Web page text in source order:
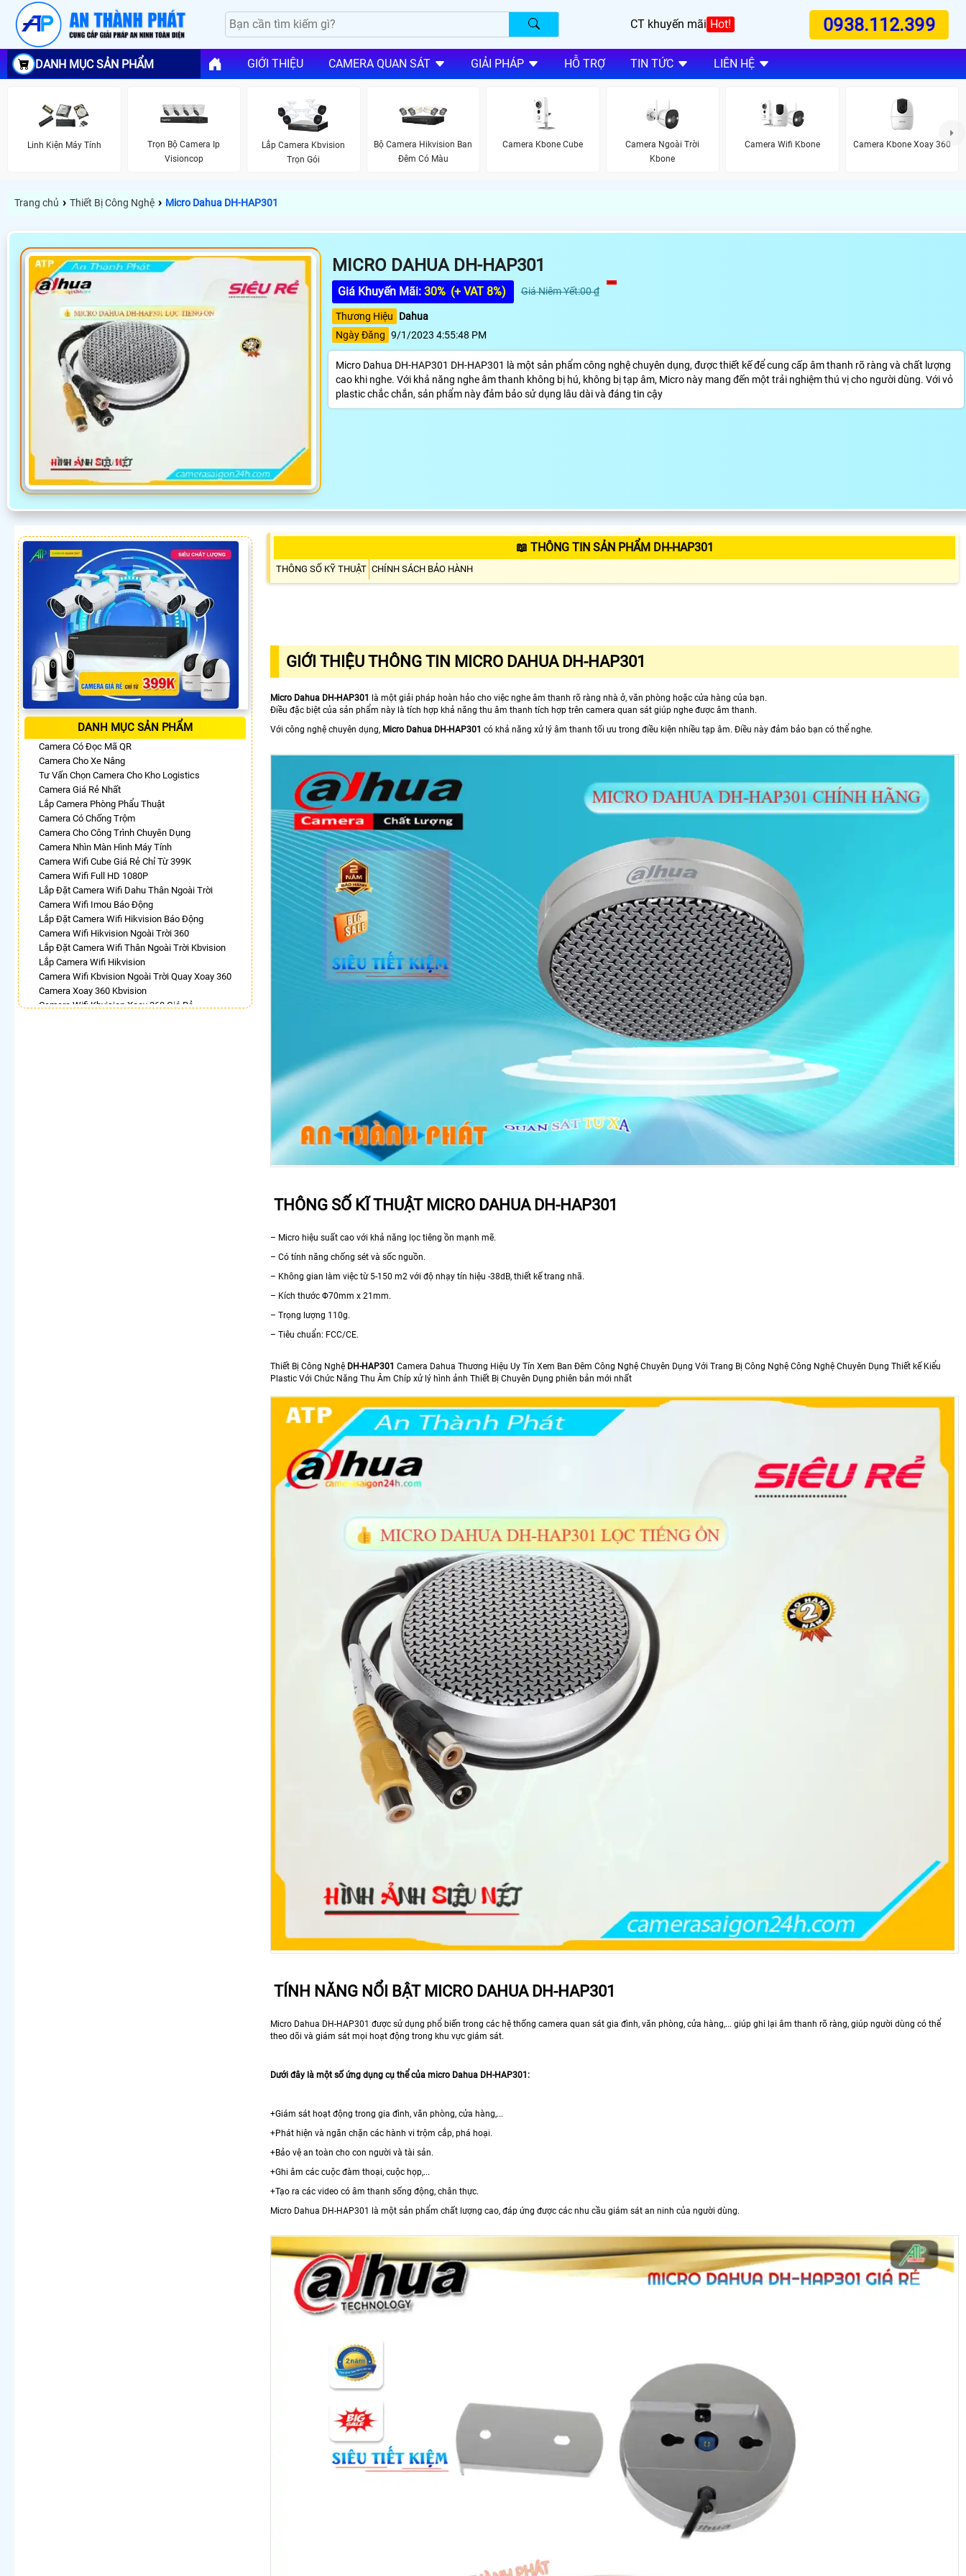
CT khuyến mãi Hot! 0938.112.399
DANH MỤC SẢN PHẨM GIỚI THIỆU CAMERA QUAN SÁT GIẢI PHÁP HỖ TRỢ TIN TỨC LIÊN HỆ
Linh Kiện Máy Tính
Trọn Bộ Camera Ip
Visioncop
Lắp Camera Kbvision
Trọn Gói
Bộ Camera Hikvision Ban
Đêm Có Màu
Camera Kbone Cube
Camera Ngoài Trời
Kbone
Camera Wifi Kbone Camera Kbone Xoay 360
Trang chủ › Thiết Bị Công Nghệ › Micro Dahua DH-HAP301
MICRO DAHUA DH-HAP301
Giá Khuyến Mãi: 30% (+ VAT 8%) Giá Niêm Yết:00 ₫
Thương Hiệu
Dahua
Ngày Đăng 9/1/2023 4:55:48 PM
Micro Dahua DH-HAP301 DH-HAP301 là một sản phẩm công nghệ chuyên dụng, được thiết kế để cung cấp âm thanh rõ ràng và chất lượng
cao khi nghe. Với khả năng nghe âm thanh không bị hú, không bị tạp âm, Micro này mang đến một trải nghiệm thú vị cho người dùng. Với vỏ
plastic chắc chắn, sản phẩm này đảm bảo sử dụng lâu dài và đáng tin cậy
DANH MỤC SẢN PHẨM
Camera Có Đọc Mã QR
Camera Cho Xe Nâng
Tư Vấn Chọn Camera Cho Kho Logistics
Camera Giá Rẻ Nhất
Lắp Camera Phòng Phẩu Thuật
Camera Có Chống Trộm
Camera Cho Công Trình Chuyên Dụng
Camera Nhìn Màn Hình Máy Tính
Camera Wifi Cube Giá Rẻ Chỉ Từ 399K
Camera Wifi Full HD 1080P
Lắp Đặt Camera Wifi Dahu Thân Ngoài Trời
Camera Wifi Imou Báo Động
Lắp Đặt Camera Wifi Hikvision Báo Động
Camera Wifi Hikvision Ngoài Trời 360
Lắp Đặt Camera Wifi Thân Ngoài Trời Kbvision
Lắp Camera Wifi Hikvision
Camera Wifi Kbvision Ngoài Trời Quay Xoay 360
Camera Xoay 360 Kbvision
Camera Wifi Kbvision Xoay 360 Giá Rẻ
📖 THÔNG TIN SẢN PHẨM DH-HAP301
THÔNG SỐ KỸ THUẬT CHÍNH SÁCH BẢO HÀNH
GIỚI THIỆU THÔNG TIN MICRO DAHUA DH-HAP301
Micro Dahua DH-HAP301
là một giải pháp hoàn hảo cho việc nghe âm thanh rõ ràng nhà ở, văn phòng hoặc cửa hàng của bạn.
Điều đặc biệt của sản phẩm này là tích hợp khả năng thu âm thanh tích hợp trên camera quan sát giúp nghe được âm thanh.
Với công nghệ chuyên dụng, Micro Dahua DH-HAP301 có khả năng xử lý âm thanh tối ưu trong điều kiện nhiều tạp âm. Điều này đảm bảo bạn có thể nghe.
THÔNG SỐ KĨ THUẬT MICRO DAHUA DH-HAP301
– Micro hiệu suất cao với khả năng lọc tiêng ồn mạnh mẽ.
– Có tính năng chống sét và sốc nguồn.
– Không gian làm việc từ 5-150 m2 với độ nhạy tín hiệu -38dB, thiết kế trang nhã.
– Kích thước Φ70mm x 21mm.
– Trọng lượng 110g.
– Tiêu chuẩn: FCC/CE.
Thiết Bị Công Nghệ DH-HAP301 Camera Dahua Thương Hiệu Uy Tín Xem Ban Đêm Công Nghệ Chuyên Dụng Với Trang Bị Công Nghệ Công Nghệ Chuyên Dụng Thiết kế Kiểu
Plastic Với Chức Năng Thu Âm Chíp xử lý hình ảnh Thiết Bị Chuyên Dụng phiên bản mới nhất
TÍNH NĂNG NỔI BẬT MICRO DAHUA DH-HAP301
Micro Dahua DH-HAP301 được sử dụng phổ biến trong các hệ thống camera quan sát gia đình, văn phòng, cửa hàng,... giúp ghi lại âm thanh rõ ràng, giúp người dùng có thể
theo dõi và giám sát mọi hoạt động trong khu vực giám sát.
Dưới đây là một số ứng dụng cụ thể của micro Dahua DH-HAP301:
+Giám sát hoạt động trong gia đình, văn phòng, cửa hàng,...
+Phát hiện và ngăn chặn các hành vi trộm cắp, phá hoại.
+Bảo vệ an toàn cho con người và tài sản.
+Ghi âm các cuộc đàm thoại, cuộc họp,...
+Tạo ra các video có âm thanh sống động, chân thực.
Micro Dahua DH-HAP301 là một sản phẩm chất lượng cao, đáp ứng được các nhu cầu giám sát an ninh của người dùng.